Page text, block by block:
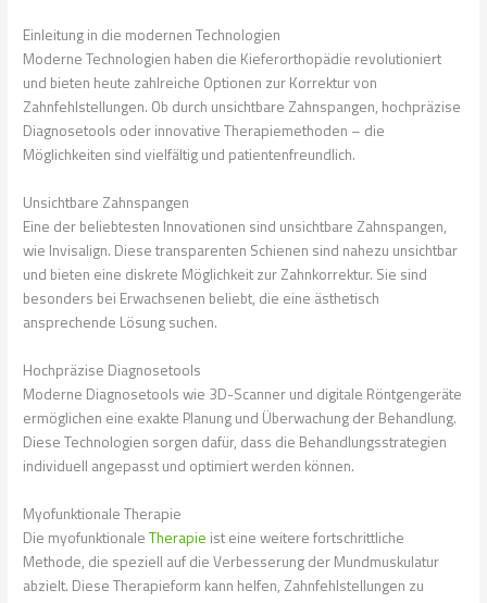
Einleitung in die modernen Technologien
Moderne Technologien haben die Kieferorthopädie revolutioniert
und bieten heute zahlreiche Optionen zur Korrektur von
Zahnfehlstellungen. Ob durch unsichtbare Zahnspangen, hochpräzise
Diagnosetools oder innovative Therapiemethoden – die
Möglichkeiten sind vielfältig und patientenfreundlich.
Unsichtbare Zahnspangen
Eine der beliebtesten Innovationen sind unsichtbare Zahnspangen,
wie Invisalign. Diese transparenten Schienen sind nahezu unsichtbar
und bieten eine diskrete Möglichkeit zur Zahnkorrektur. Sie sind
besonders bei Erwachsenen beliebt, die eine ästhetisch
ansprechende Lösung suchen.
Hochpräzise Diagnosetools
Moderne Diagnosetools wie 3D-Scanner und digitale Röntgengeräte
ermöglichen eine exakte Planung und Überwachung der Behandlung.
Diese Technologien sorgen dafür, dass die Behandlungsstrategien
individuell angepasst und optimiert werden können.
Myofunktionale Therapie
Die myofunktionaleTherapie ist eine weitere fortschrittliche
Methode, die speziell auf die Verbesserung der Mundmuskulatur
abzielt. Diese Therapieform kann helfen, Zahnfehlstellungen zu